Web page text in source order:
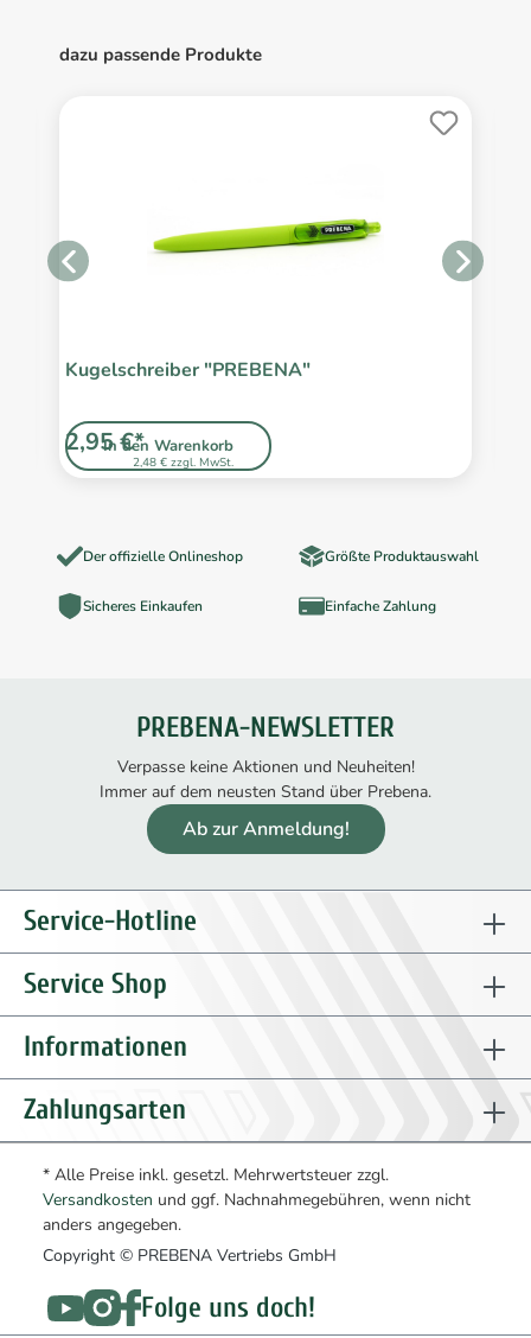
dazu passende Produkte
Kugelschreiber "PREBENA"
In den Warenkorb
2,48 € zzgl. MwSt.
2,95 €*
Der offizielle Onlineshop Größte Produktauswahl
Sicheres Einkaufen Einfache Zahlung
PREBENA-NEWSLETTER
Verpasse keine Aktionen und Neuheiten!
Immer auf dem neusten Stand über Prebena.
Ab zur Anmeldung!
Service-Hotline
Service Shop
Informationen
Zahlungsarten
* Alle Preise inkl. gesetzl. Mehrwertsteuer zzgl.
Versandkosten und ggf. Nachnahmegebühren, wenn nicht
anders angegeben.
Copyright © PREBENA Vertriebs GmbH
Folge uns doch!